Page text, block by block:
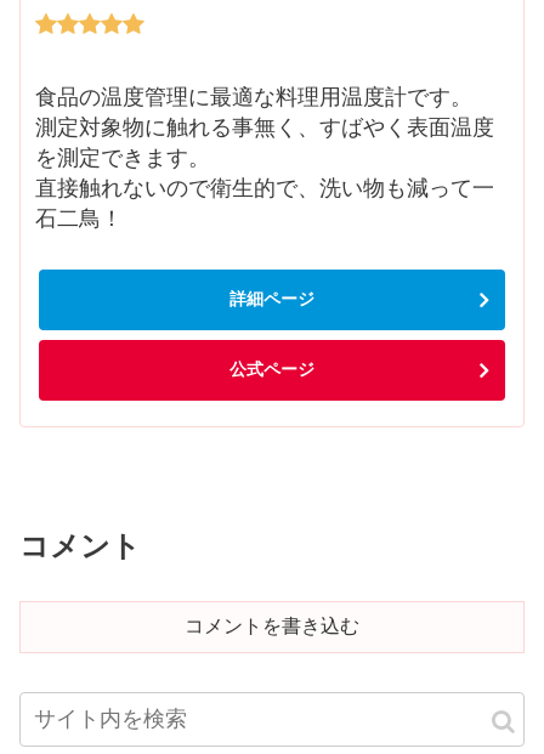
食品の温度管理に最適な料理用温度計です。
測定対象物に触れる事無く、すばやく表面温度
を測定できます。
直接触れないので衛生的で、洗い物も減って一
石二鳥！
詳細ページ
公式ページ
コメント
コメントを書き込む